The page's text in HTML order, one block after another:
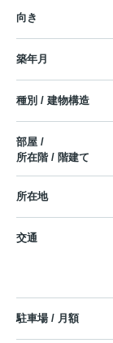
向き
築年月
種別 / 建物構造
部屋 /
所在階 / 階建て
所在地
交通
駐車場 / 月額